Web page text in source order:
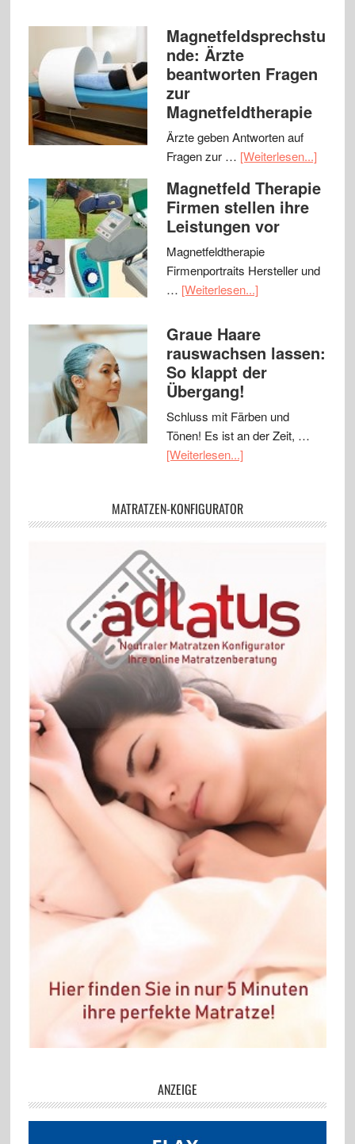
Magnetfeldsprechstu
nde: Ärzte
beantworten Fragen
zur
Magnetfeldtherapie
Ärzte geben Antworten auf
Fragen zur … [Weiterlesen...]
Magnetfeld Therapie
Firmen stellen ihre
Leistungen vor
Magnetfeldtherapie
Firmenportraits Hersteller und
… [Weiterlesen...]
Graue Haare
rauswachsen lassen:
So klappt der
Übergang!
Schluss mit Färben und
Tönen! Es ist an der Zeit, …
[Weiterlesen...]
MATRATZEN-KONFIGURATOR
ANZEIGE